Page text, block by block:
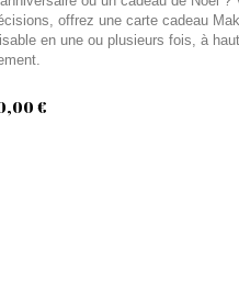
offrez une carte cadeau
en une ou plusieurs fois, à
€